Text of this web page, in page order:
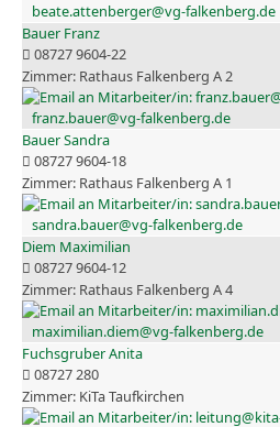
beate.attenberger@vg-falkenberg.de
Bauer Franz
08727 9604-22
Rathaus Falkenberg A 2
franz.bauer@vg-falkenberg.de
Bauer Sandra
08727 9604-18
Rathaus Falkenberg A 1
sandra.bauer@vg-falkenberg.de
Diem Maximilian
08727 9604-12
Rathaus Falkenberg A 4
maximilian.diem@vg-falkenberg.de
Fuchsgruber Anita
08727 280
KiTa Taufkirchen